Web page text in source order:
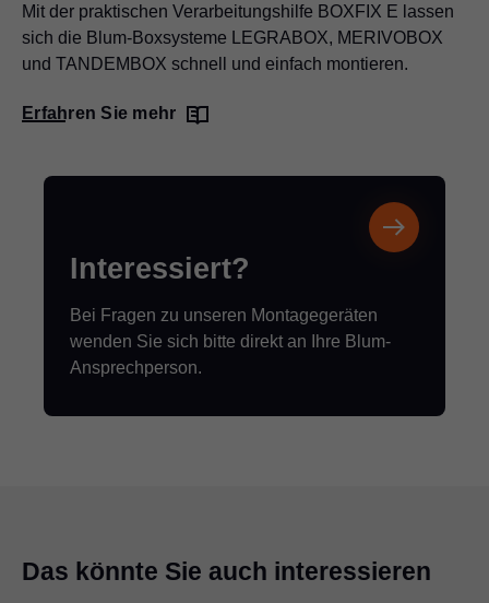
Mit der praktischen Verarbeitungshilfe BOXFIX E lassen
sich die Blum-Boxsysteme LEGRABOX, MERIVOBOX
und TANDEMBOX schnell und einfach montieren.
Erfahren Sie mehr
Interessiert?
Bei Fragen zu unseren Montagegeräten
wenden Sie sich bitte direkt an Ihre Blum-
Ansprechperson.
Das könnte Sie auch interessieren